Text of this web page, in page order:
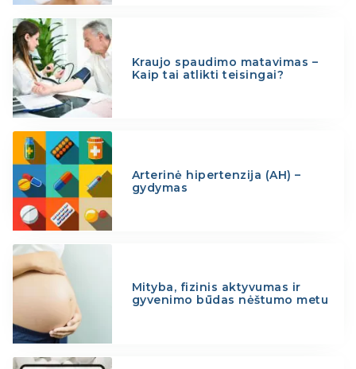
Kraujo spaudimo matavimas –
Kaip tai atlikti teisingai?
Arterinė hipertenzija (AH) –
gydymas
Mityba, fizinis aktyvumas ir
gyvenimo būdas nėštumo metu